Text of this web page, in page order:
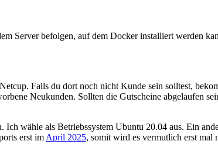
Server befolgen, auf dem Docker installiert werden
Falls du dort noch nicht Kunde sein solltest,
Neukunden. Sollten die Gutscheine abgelaufen
wähle als Betriebssystem Ubuntu 20.04 aus. Ein
erst im April 2025, somit wird es vermutlich erst mal